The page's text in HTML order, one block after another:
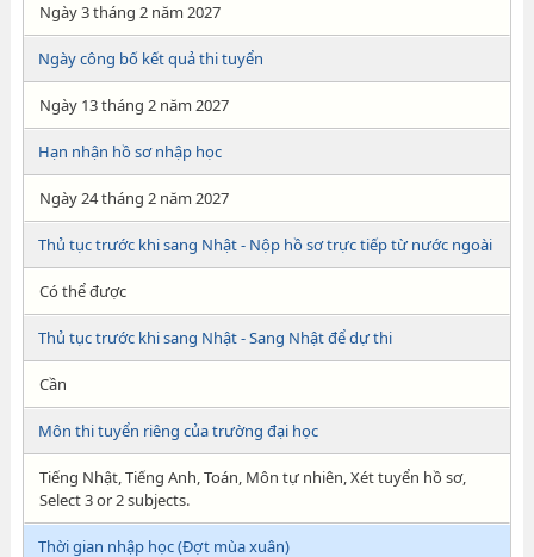
Ngày 3 tháng 2 năm 2027
Ngày công bố kết quả thi tuyển
Ngày 13 tháng 2 năm 2027
Hạn nhận hồ sơ nhập học
Ngày 24 tháng 2 năm 2027
Thủ tục trước khi sang Nhật - Nộp hồ sơ trực tiếp từ nước ngoài
Có thể được
Thủ tục trước khi sang Nhật - Sang Nhật để dự thi
Cần
Môn thi tuyển riêng của trường đại học
Tiếng Nhật, Tiếng Anh, Toán, Môn tự nhiên, Xét tuyển hồ sơ,
Select 3 or 2 subjects.
Thời gian nhập học (Đợt mùa xuân)